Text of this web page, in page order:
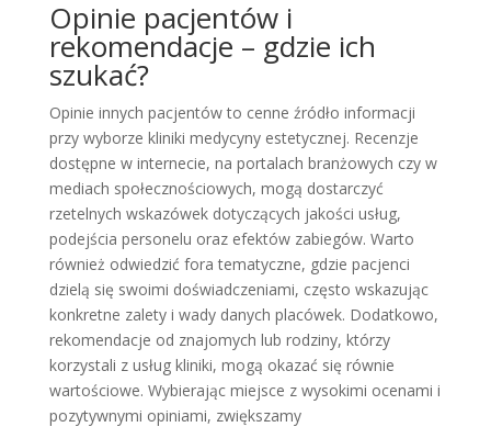
Opinie pacjentów i
rekomendacje – gdzie ich
szukać?
Opinie innych pacjentów to cenne źródło informacji
przy wyborze kliniki medycyny estetycznej. Recenzje
dostępne w internecie, na portalach branżowych czy w
mediach społecznościowych, mogą dostarczyć
rzetelnych wskazówek dotyczących jakości usług,
podejścia personelu oraz efektów zabiegów. Warto
również odwiedzić fora tematyczne, gdzie pacjenci
dzielą się swoimi doświadczeniami, często wskazując
konkretne zalety i wady danych placówek. Dodatkowo,
rekomendacje od znajomych lub rodziny, którzy
korzystali z usług kliniki, mogą okazać się równie
wartościowe. Wybierając miejsce z wysokimi ocenami i
pozytywnymi opiniami, zwiększamy